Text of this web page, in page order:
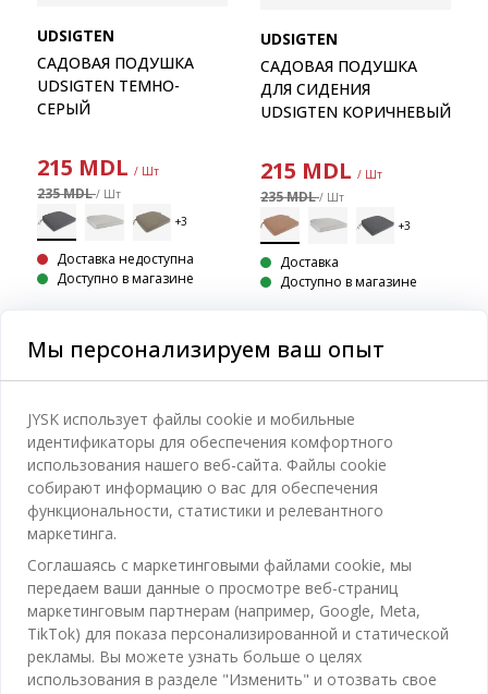
UDSIGTEN
САДОВАЯ ПОДУШКА
UDSIGTEN ТЕМНО-
СЕРЫЙ
215 MDL / Шт
235 MDL/ Шт
Доставка недоступна
Доступно в магазине
UDSIGTEN
САДОВАЯ ПОДУШКА
ДЛЯ СИДЕНИЯ
UDSIGTEN КОРИЧНЕВЫЙ
215 MDL / Шт
235 MDL/ Шт
Доставка
Доступно в магазине
Категории
Спальня
Ванная
Кабинет
Гостиная
Столовая
Хранение
Отдел обслуживания клиентов
Контакты службы поддержки клиентов
Магазины и часы работы
Акции
Пользовательское соглашение
JYSK
Про JYSK
JYSK.com
Пресса
ОФИС
TAROL-DD S.R.L. ул.Юбилейная, 41A мун. Кишинёв,
JYSK ОБСЛУЖИВАНИЕ КЛИЕНТОВ
Мы персонализируем ваш опыт
JYSK использует файлы cookie и мобильные
идентификаторы для обеспечения комфортного
использования нашего веб-сайта. Файлы cookie
собирают информацию о вас для обеспечения
функциональности, статистики и релевантного
маркетинга.
Соглашаясь с маркетинговыми файлами cookie, мы
передаем ваши данные о просмотре веб-страниц
маркетинговым партнерам (например, Google, Meta,
TikTok) для показа персонализированной и статической
рекламы. Вы можете узнать больше о целях
использования в разделе "Изменить" и отозвать свое